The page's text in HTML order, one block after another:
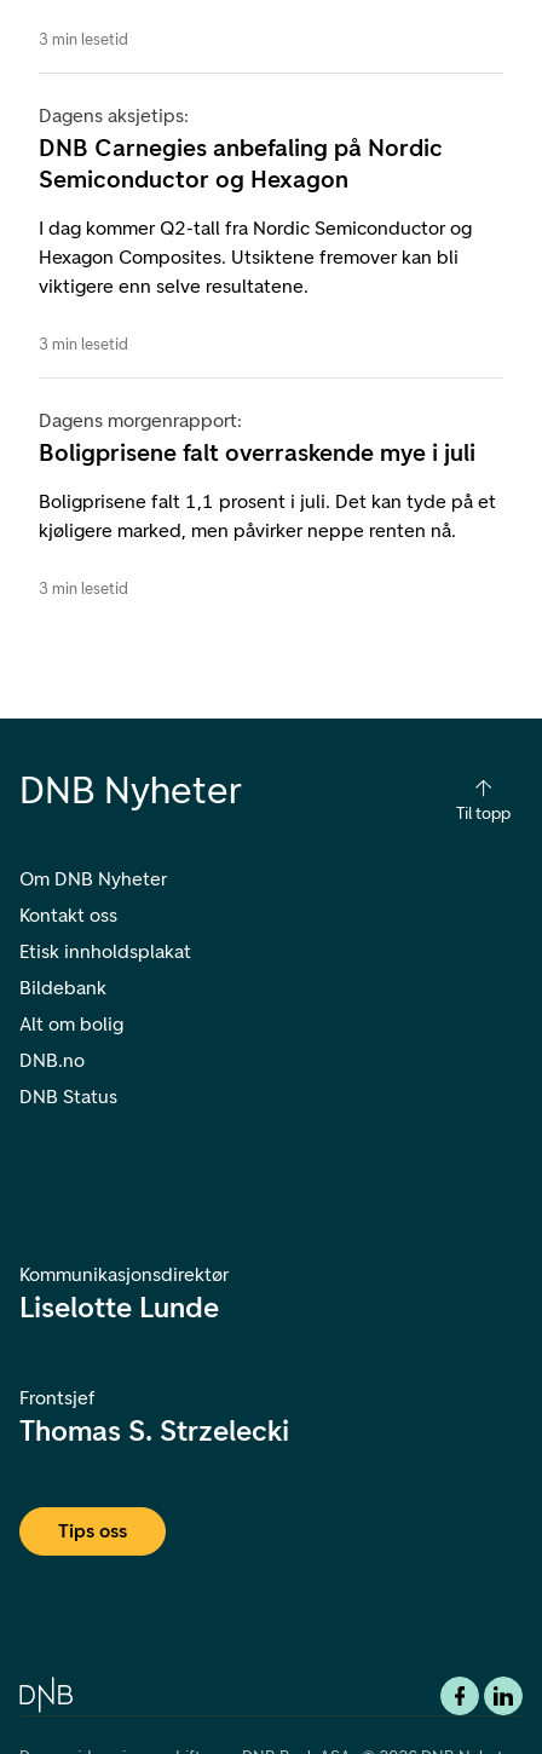
3 min lesetid
Dagens aksjetips:
DNB Carnegies anbefaling på Nordic
Semiconductor og Hexagon
I dag kommer Q2-tall fra Nordic Semiconductor og
Hexagon Composites. Utsiktene fremover kan bli
viktigere enn selve resultatene.
3 min lesetid
Dagens morgenrapport:
Boligprisene falt overraskende mye i juli
Boligprisene falt 1,1 prosent i juli. Det kan tyde på et
kjøligere marked, men påvirker neppe renten nå.
3 min lesetid
DNB Nyheter
Til topp
Om DNB Nyheter
Kontakt oss
Etisk innholdsplakat
Bildebank
Alt om bolig
DNB.no
DNB Status
Kommunikasjonsdirektør
Liselotte Lunde
Frontsjef
Thomas S. Strzelecki
Tips oss